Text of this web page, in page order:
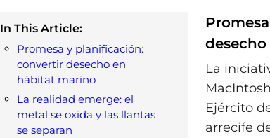
In This Article:
Promesa y planificación:
convertir desecho en
hábitat marino
La realidad emerge: el
metal se oxida y las llantas
se separan
La
Ejército
arrecife